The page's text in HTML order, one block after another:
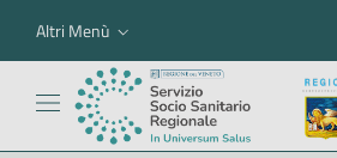
Altri Menù